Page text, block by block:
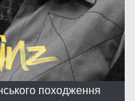
походження